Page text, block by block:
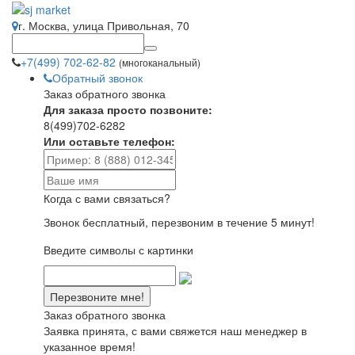
г. Москва, улица Привольная, 70
+7(499) 702-62-82 (многоканальный)
Обратный звонок
Заказ обратного звонка
Для заказа просто позвоните:
8(499)702-6282
Или оставьте телефон:
Когда с вами связаться?
Звонок бесплатный, перезвоним в течение 5 минут!
Введите символы с картинки
Заказ обратного звонка
Заявка принята, с вами свяжется наш менеджер в
указанное время!